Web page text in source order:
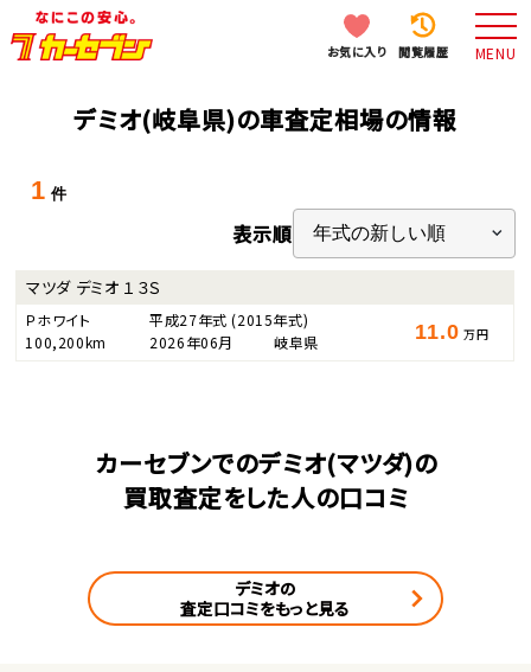
お気に入り 閲覧履歴 MENU
デミオ(岐阜県)の車査定相場の情報
1 件
表示順
マツダ デミオ １３Ｓ
Ｐホワイト 平成27年式(2015年式)
100,200km
2026年06月 岐阜県 11.0 万円
カーセブンでのデミオ(マツダ)の
買取査定をした人の口コミ
デミオの
査定口コミをもっと見る